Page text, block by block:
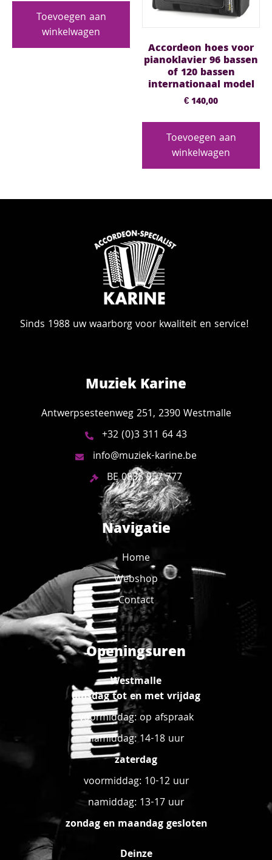
Toevoegen aan
winkelwagen
Accordeon hoes voor
pianoklavier 96 bassen
of 120 bassen
internationaal model
€140,00
Toevoegen aan
winkelwagen
Sinds 1988 uw waarborg voor kwaliteit en service!
Muziek Karine
Antwerpsesteenweg 251, 2390 Westmalle
+32 (0)3 311 64 43
info@muziek-karine.be
BE 0835 957 777
Navigatie
Home
Webshop
Contact
Openingsuren
Westmalle
dinsdag tot en met vrijdag
voormiddag: op afspraak
namiddag: 14-18 uur
zaterdag
voormiddag: 10-12 uur
namiddag: 13-17 uur
zondag en maandag gesloten
Deinze